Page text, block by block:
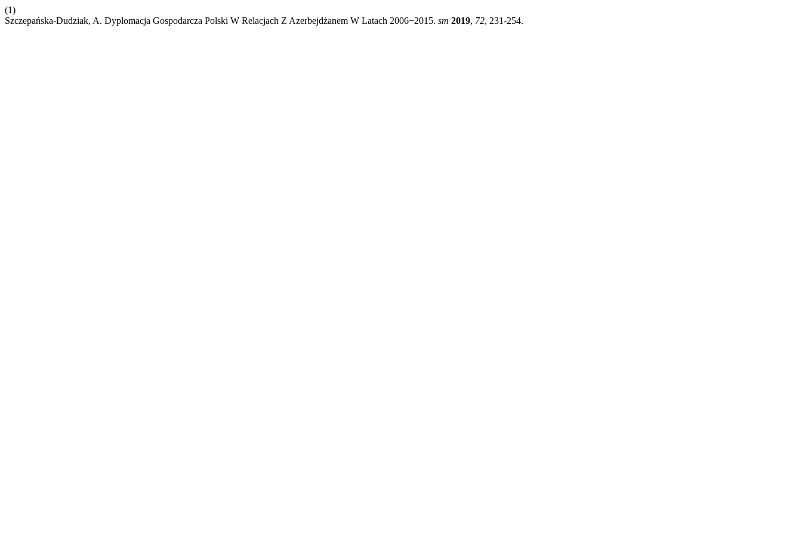
(1)
Szczepańska-Dudziak, A. Dyplomacja Gospodarcza Polski W Relacjach Z Azerbejdżanem W Latach 2006−2015. sm 2019, 72, 231-254.